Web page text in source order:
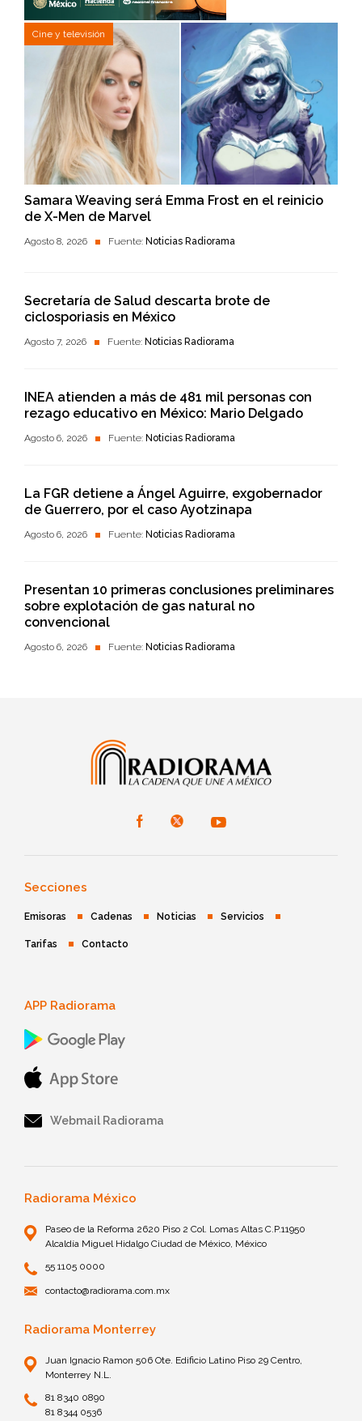
Cine y televisión
Samara Weaving será Emma Frost en el reinicio
de X-Men de Marvel
Agosto 8, 2026 Fuente: Noticias Radiorama
Secretaría de Salud descarta brote de
ciclosporiasis en México
Agosto 7, 2026 Fuente: Noticias Radiorama
INEA atienden a más de 481 mil personas con
rezago educativo en México: Mario Delgado
Agosto 6, 2026 Fuente: Noticias Radiorama
La FGR detiene a Ángel Aguirre, exgobernador
de Guerrero, por el caso Ayotzinapa
Agosto 6, 2026 Fuente: Noticias Radiorama
Presentan 10 primeras conclusiones preliminares
sobre explotación de gas natural no
convencional
Agosto 6, 2026 Fuente: Noticias Radiorama
Secciones
Emisoras Cadenas Noticias Servicios
Tarifas Contacto
APP Radiorama
Webmail Radiorama
Radiorama México
Paseo de la Reforma 2620 Piso 2 Col. Lomas Altas C.P.11950
Alcaldía Miguel Hidalgo Ciudad de México, México
55 1105 0000
contacto@radiorama.com.mx
Radiorama Monterrey
Juan Ignacio Ramon 506 Ote. Edificio Latino Piso 29 Centro,
Monterrey N.L.
81 8340 0890
81 8344 0536